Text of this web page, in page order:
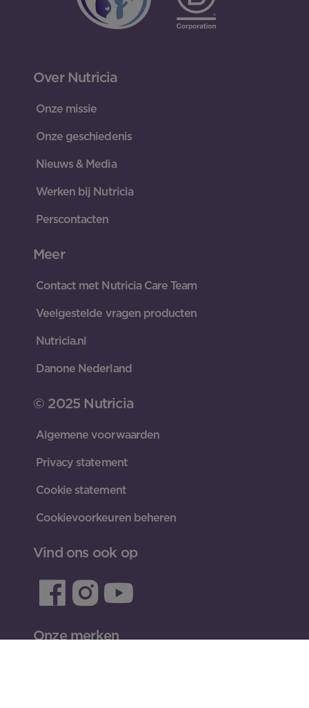
INLOGGEN
Over Nutricia
Onze missie
Onze geschiedenis
Nieuws & Media
Werken bij Nutricia
Perscontacten
Meer
Contact met Nutricia Care Team
Veelgestelde vragen producten
Nutricia.nl
Danone Nederland
© 2025 Nutricia
Algemene voorwaarden
Privacy statement
Cookie statement
Cookievoorkeuren beheren
Vind ons ook op
Onze merken